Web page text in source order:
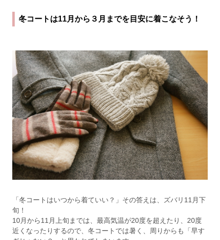
冬コートは11月から３月までを目安に着こなそう！
「冬コートはいつから着ていい？」その答えは、ズバリ11月下
旬！
10月から11月上旬までは、最高気温が20度を超えたり、20度
近くなったりするので、冬コートでは暑く、周りからも「早す